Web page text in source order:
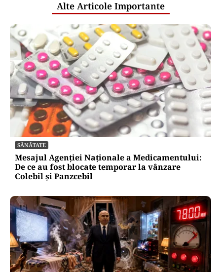
Alte Articole Importante
SĂNĂTATE
Mesajul Agenției Naționale a Medicamentului:
De ce au fost blocate temporar la vânzare
Colebil și Panzcebil